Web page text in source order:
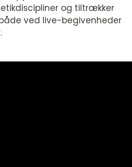
og tiltrækker
ved live-begivenheder